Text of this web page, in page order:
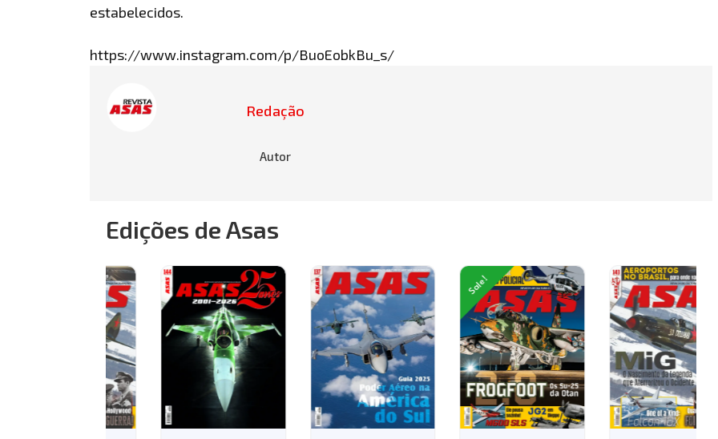
estabelecidos.
https://www.instagram.com/p/BuoEobkBu_s/
Redação
Autor
Edições de Asas
Sale!